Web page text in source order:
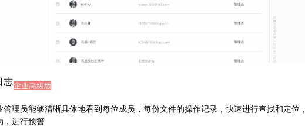
志
理员能够清晰具体地看到每位成员，每份文件的操作记录，快速进行查找和定位，
，进行预警